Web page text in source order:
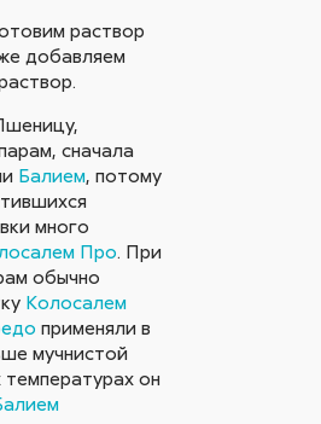
раствор
добавляем
сначала
Балием, потому
много
Про. При
обычно
Колосалем
применяли в
мучнистой
он